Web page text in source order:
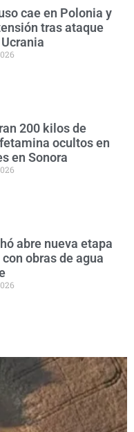
cae en Polonia y
tras ataque
200 kilos de
ocultos en
en Sonora
abre nueva etapa
obras de agua